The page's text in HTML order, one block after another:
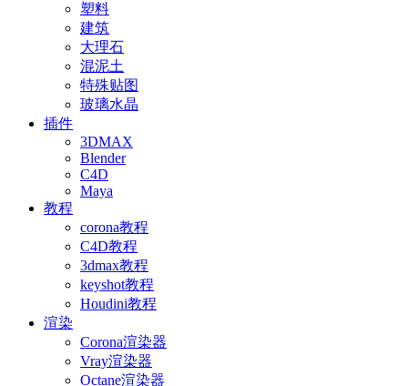
塑料
建筑
大理石
混泥土
特殊贴图
玻璃水晶
插件
3DMAX
Blender
C4D
Maya
教程
corona教程
C4D教程
3dmax教程
keyshot教程
Houdini教程
渲染
Corona渲染器
Vray渲染器
Octane渲染器